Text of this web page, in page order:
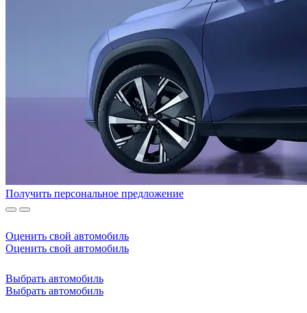
Получить персональное предложение
Оценить свой автомобиль
Оценить свой автомобиль
Выбрать автомобиль
Выбрать автомобиль